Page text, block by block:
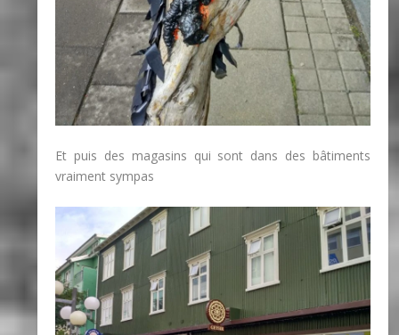
Et puis des magasins qui sont dans des bâtiments
vraiment sympas